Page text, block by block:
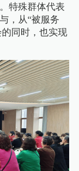
特殊群体代表
，从“被服务
的同时，也实现